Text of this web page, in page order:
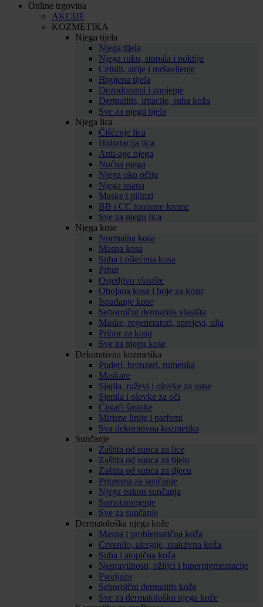
Online trgovina
AKCIJE
KOZMETIKA
Njega tijela
Njega tijela
Njega ruku, stopala i noktiju
Celulit, strije i mršavljenje
Higijena tijela
Dezodoransi i znojenje
Dermatitis, iritacije, suha koža
Sve za njegu tijela
Njega lica
Čišćenje lica
Hidratacija lica
Anti-age njega
Noćna njega
Njega oko očiju
Njega usana
Maske i pilinzi
BB i CC tonirane kreme
Sve za njegu lica
Njega kose
Normalna kosa
Masna kosa
Suha i oštećena kosa
Prhut
Osjetljivo vlasište
Obojana kosa i boje za kosu
Ispadanje kose
Seboroični dermatitis vlasišta
Maske, regeneratori, sprejevi, ulja
Pribor za kosu
Sve za njegu kose
Dekorativna kozmetika
Puderi, bronzeri, rumenila
Maskare
Sjajila, ruževi i olovke za usne
Sjenila i olovke za oči
Čistaći šminke
Mirisne linije i parfemi
Sva dekorativna kozmetika
Sunčanje
Zaštita od sunca za lice
Zaštita od sunca za tijelo
Zaštita od sunca za djecu
Priprema za sunčanje
Njega nakon sunčanja
Samotamnjenje
Sve za sunčanje
Dermatološka njega kože
Masna i problematična koža
Crvenilo, alergije, reaktivna koža
Suha i atopična koža
Nepravilnosti, ožiljci i hiperpigmentacije
Psorijaza
Seboroični dermatitis kože
Sve za dermatološku njega kože